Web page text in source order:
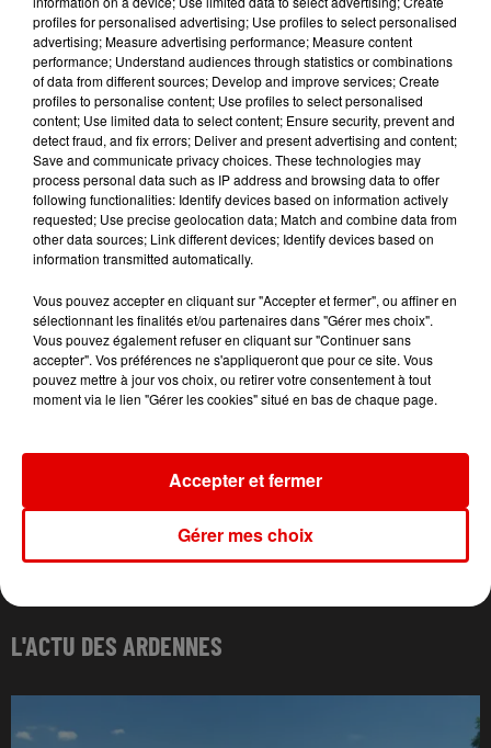
3h01
3h01
RIVIERA
She Doesn't Mind
2h56
2h56
TONI BRAXTON
Unbreak My Heart
2h54
2h54
GIMS
Soleil
L'ACTU DES ARDENNES
profiles for personalised advertising; Use profiles to select personalised
advertising; Measure advertising performance; Measure content
performance; Understand audiences through statistics or combinations
of data from different sources; Develop and improve services; Create
profiles to personalise content; Use profiles to select personalised
content; Use limited data to select content; Ensure security, prevent and
detect fraud, and fix errors; Deliver and present advertising and content;
Save and communicate privacy choices. These technologies may
process personal data such as IP address and browsing data to offer
following functionalities: Identify devices based on information actively
requested; Use precise geolocation data; Match and combine data from
other data sources; Link different devices; Identify devices based on
information transmitted automatically.
Vous pouvez accepter en cliquant sur "Accepter et fermer", ou affiner en
sélectionnant les finalités et/ou partenaires dans "Gérer mes choix".
Vous pouvez également refuser en cliquant sur "Continuer sans
accepter". Vos préférences ne s'appliqueront que pour ce site. Vous
pouvez mettre à jour vos choix, ou retirer votre consentement à tout
moment via le lien "Gérer les cookies" situé en bas de chaque page.
Gérer mes choix
Accepter et fermer